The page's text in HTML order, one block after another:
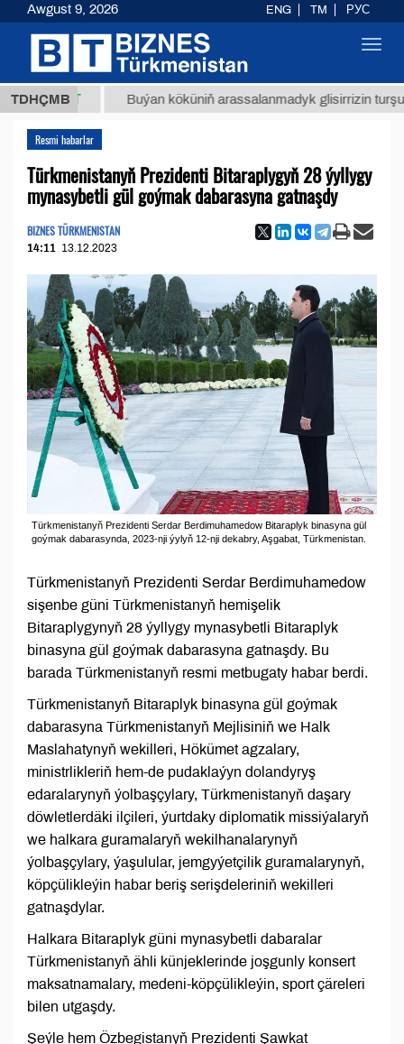
TDHÇMB
ТМТ Buýan köküniň arassalanmadyk glisirrizin turşusy (t.)
Resmi habarlar
Türkmenistanyň Prezidenti Bitaraplygyň 28 ýyllygy
mynasybetli gül goýmak dabarasyna gatnaşdy
BIZNES TÜRKMENISTAN
14:11 13.12.2023
Türkmenistanyň Prezidenti Serdar Berdimuhamedow Bitaraplyk binasyna gül
goýmak dabarasynda, 2023-nji ýylyň 12-nji dekabry, Aşgabat, Türkmenistan.
Türkmenistanyň Prezidenti Serdar Berdimuhamedow
sişenbe güni Türkmenistanyň hemişelik
Bitaraplygynyň 28 ýyllygy mynasybetli Bitaraplyk
binasyna gül goýmak dabarasyna gatnaşdy. Bu
barada Türkmenistanyň resmi metbugaty habar berdi.
Türkmenistanyň Bitaraplyk binasyna gül goýmak
dabarasyna Türkmenistanyň Mejlisiniň we Halk
Maslahatynyň wekilleri, Hökümet agzalary,
ministrlikleriň hem-de pudaklaýyn dolandyryş
edaralarynyň ýolbaşçylary, Türkmenistanyň daşary
döwletlerdäki ilçileri, ýurtdaky diplomatik missiýalaryň
we halkara guramalaryň wekilhanalarynyň
ýolbaşçylary, ýaşulular, jemgyýetçilik guramalarynyň,
köpçülikleýin habar beriş serişdeleriniň wekilleri
gatnaşdylar.
Halkara Bitaraplyk güni mynasybetli dabaralar
Türkmenistanyň ähli künjeklerinde joşgunly konsert
maksatnamalary, medeni-köpçülikleýin, sport çäreleri
bilen utgaşdy.
Şeýle hem Özbegistanyň Prezidenti Şawkat
Awgust 9, 2026 ENG TM РУС